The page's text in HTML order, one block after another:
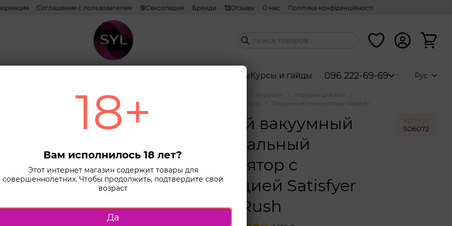
Соглашение с пользователем 🔞Сексопедия Бренди 🥰Отзывы О нас
Політика конфіденційності
Combo наборы Курсы и гайды 096 222-69-69 Рус
Игрушки для неё
Вакуумные стимуляторы Satisfyer
Голубой вакуумный
клиторальный
стимулятор с
вибрацией Satisfyer
Sugar Rush
Артикул
SO6072
18+
Вам исполнилось 18 лет?
Этот интернет магазин содержит товары для
совершеннолетних. Чтобы продолжить, подтвердите свой
возраст
Да